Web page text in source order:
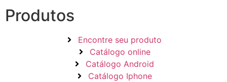
Produtos
Encontre seu produto
Catálogo online
Catálogo Android
Catálogo Iphone